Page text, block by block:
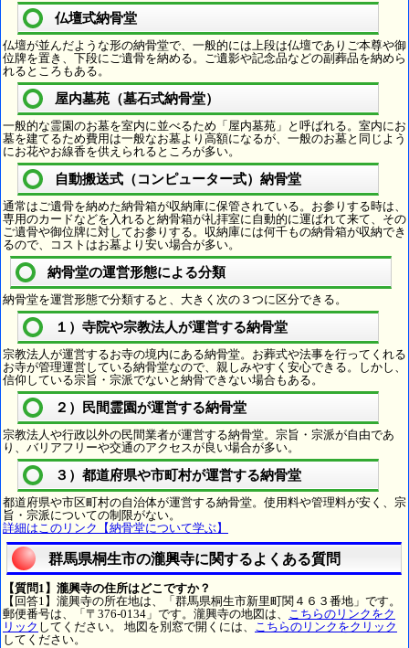
仏壇式納骨堂
仏壇が並んだような形の納骨堂で、一般的には上段は仏壇でありご本尊や御
位牌を置き、下段にご遺骨を納める。ご遺影や記念品などの副葬品を納めら
れるところもある。
屋内墓苑（墓石式納骨堂）
一般的な霊園のお墓を室内に並べるため「屋内墓苑」と呼ばれる。室内にお
墓を建てるため費用は一般なお墓より高額になるが、一般のお墓と同じよう
にお花やお線香を供えられるところが多い。
自動搬送式（コンピューター式）納骨堂
通常はご遺骨を納めた納骨箱が収納庫に保管されている。お参りする時は、
専用のカードなどを入れると納骨箱が礼拝室に自動的に運ばれて来て、その
ご遺骨や御位牌に対してお参りする。収納庫には何千もの納骨箱が収納でき
るので、コストはお墓より安い場合が多い。
納骨堂の運営形態による分類
納骨堂を運営形態で分類すると、大きく次の３つに区分できる。
１）寺院や宗教法人が運営する納骨堂
宗教法人が運営するお寺の境内にある納骨堂。お葬式や法事を行ってくれる
お寺が管理運営している納骨堂なので、親しみやすく安心できる。しかし、
信仰している宗旨・宗派でないと納骨できない場合もある。
２）民間霊園が運営する納骨堂
宗教法人や行政以外の民間業者が運営する納骨堂。宗旨・宗派が自由であ
り、バリアフリーや交通のアクセスが良い場合が多い。
３）都道府県や市町村が運営する納骨堂
都道府県や市区町村の自治体が運営する納骨堂。使用料や管理料が安く、宗
旨・宗派についての制限がない。
詳細はこのリンク【納骨堂について学ぶ】
群馬県桐生市の瀧興寺に関するよくある質問
【質問1】瀧興寺の住所はどこですか？
【回答1】瀧興寺の所在地は、「群馬県桐生市新里町関４６３番地」です。
郵便番号は、「〒376-0134」です。瀧興寺の地図は、 こちらのリンクをク
リック してください。 地図を別窓で開くには、 こちらのリンクをクリック
してください。